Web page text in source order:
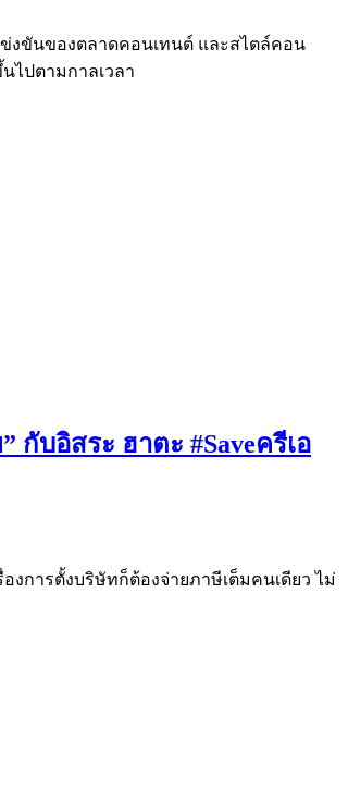
งขันของตลาดคอนเทนต์ และสไตล์คอน
ไปตามกาลเวลา
บอิสระ ฮาตะ #Saveครีเอ
งการตั้งบริษัทก็ต้องจ่ายภาษีเต็มคนเดียว ไม่